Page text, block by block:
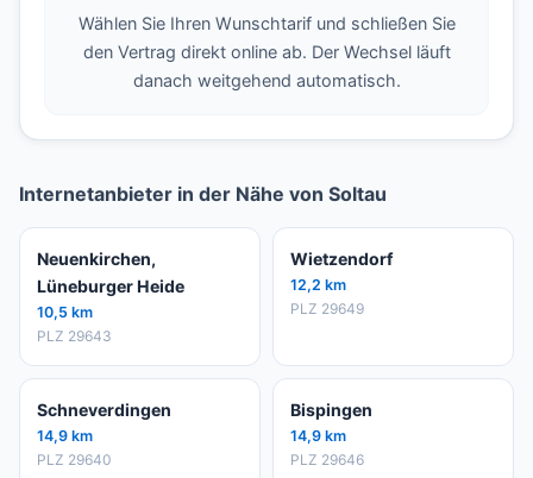
Wählen Sie Ihren Wunschtarif und schließen Sie
den Vertrag direkt online ab. Der Wechsel läuft
danach weitgehend automatisch.
Internetanbieter in der Nähe von Soltau
Neuenkirchen,
Lüneburger Heide
10,5 km
PLZ 29643
Wietzendorf
12,2 km
PLZ 29649
Schneverdingen
14,9 km
PLZ 29640
Bispingen
14,9 km
PLZ 29646